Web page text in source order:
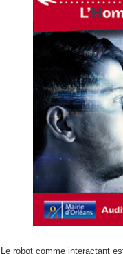
Le robot comme interactant